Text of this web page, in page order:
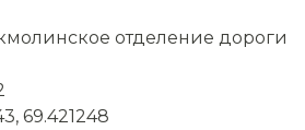
отделение дороги
69.421248